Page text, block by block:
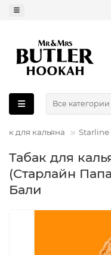
Все категории
для кальяна Starline
Табак для
(Старлайн
Бали